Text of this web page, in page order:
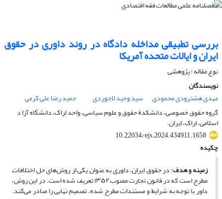
بررسی تطبیقی مداخله دادگاه در روند داوری در حقوق
ایران و ایالات متحده آمریکا
نوع مقاله : پژوهشی
نویسندگان
مهدی هشترودی محمودی
سید وحید لاجوردی
حمید رضا علی کرمی
گروه حقوق خصوصی، دانشکدة حقوق و علوم سیاسی، واحد اراک، دانشگاه آزا د
اسلامی، اراک، ایران.
10.22034/ejs.2024.434911.1658
چکیده
زمینه و هدف: در حقوق ایران، داوری به ­عنوان یکی از روش‌های حل اختلافات
مطرح است که در قانون تجارت مصوب ۱۳۵۲ تعریف شده است. در این روش،
داور با توجه به شرایط و مستندات مطرح­ شده، تصمیم نهایی را صادر می‌کند.